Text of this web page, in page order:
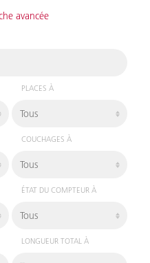
avancée
PLACES À
COUCHAGES À
ÉTAT DU COMPTEUR À
LONGUEUR TOTAL À